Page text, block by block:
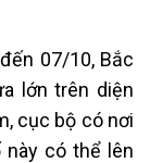
07/10, Bắc
lớn trên diện
cục bộ có nơi
này có thể lên